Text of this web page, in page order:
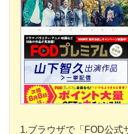
1.ブラウザで「FOD公式